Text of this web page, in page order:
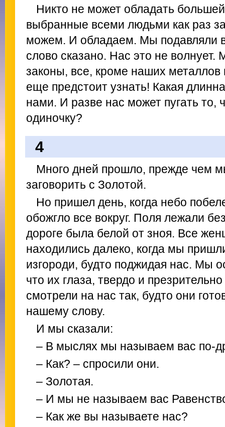
Никто не может обладать
выбранные всеми людьми как раз
можем. И обладаем. Мы подавляли
слово сказано. Нас это не
законы, все, кроме наших металлов
еще предстоит узнать! Какая
нами. И разве нас может пугать то,
одиночку?
4
Много дней прошло, прежде чем
заговорить с Золотой.
Но пришел день, когда небо
обожгло все вокруг. Поля лежали
дороге была белой от зноя. Все
находились далеко, когда мы
изгороди, будто поджидая нас. Мы
что их глаза, твердо и
смотрели на нас так, будто они
нашему слову.
И мы сказали:
– В мыслях мы называем вас по-
– Как? – спросили они.
– Золотая.
– И мы не называем вас
– Как же вы называете нас?